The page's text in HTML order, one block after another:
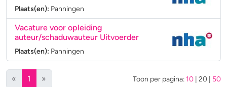
Plaats(en): Panningen
Vacature voor opleiding
auteur/schaduwauteur Uitvoerder
Plaats(en): Panningen
« 1 (huidige)
» Toon per pagina: 10 20 50